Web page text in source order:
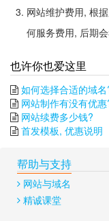
网站维护费用, 根
何服务费用, 后期
也许你也爱这里
如何选择合适的域名
网站制作有没有优惠
网站续费多少钱?
首发模板, 优惠说明
帮助与支持
网站与域名
精诚课堂